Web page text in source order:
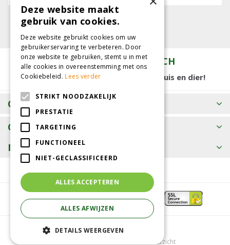
TUINCENTRUM KOLBACH
15.000 m2 winkelplezier voor tuin, huis en dier!
OPENINGSTIJDEN
CONTACT
MEER INFORMATIE
© Tuincentrum Kolbach
Tuincentrum Overzicht
Deze website maakt
gebruik van cookies.
Deze website gebruikt cookies om uw
gebruikerservaring te verbeteren. Door
onze website te gebruiken, stemt u in met
alle cookies in overeenstemming met ons
Cookiebeleid.Lees verder
STRIKT NOODZAKELIJK
PRESTATIE
TARGETING
FUNCTIONEEL
NIET-GECLASSIFICEERD
ALLES ACCEPTEREN
ALLES AFWIJZEN
DETAILS WEERGEVEN